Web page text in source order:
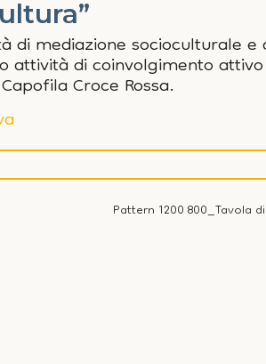
di mediazione socioculturale e
attività di coinvolgimento attivo
Croce Rossa.